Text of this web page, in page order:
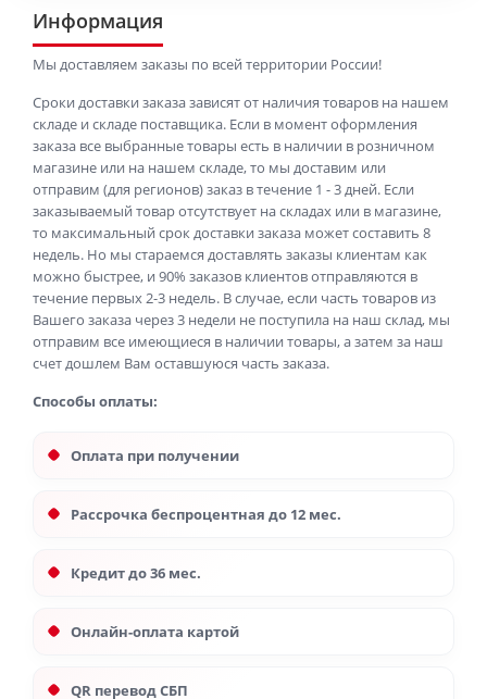
Информация
Мы доставляем заказы по всей территории России!
Сроки доставки заказа зависят от наличия товаров на нашем
складе и складе поставщика. Если в момент оформления
заказа все выбранные товары есть в наличии в розничном
магазине или на нашем складе, то мы доставим или
отправим (для регионов) заказ в течение 1 - 3 дней. Если
заказываемый товар отсутствует на складах или в магазине,
то максимальный срок доставки заказа может составить 8
недель. Но мы стараемся доставлять заказы клиентам как
можно быстрее, и 90% заказов клиентов отправляются в
течение первых 2-3 недель. В случае, если часть товаров из
Вашего заказа через 3 недели не поступила на наш склад, мы
отправим все имеющиеся в наличии товары, а затем за наш
счет дошлем Вам оставшуюся часть заказа.
Способы оплаты:
Оплата при получении
Рассрочка беспроцентная до 12 мес.
Кредит до 36 мес.
Онлайн-оплата картой
QR перевод СБП